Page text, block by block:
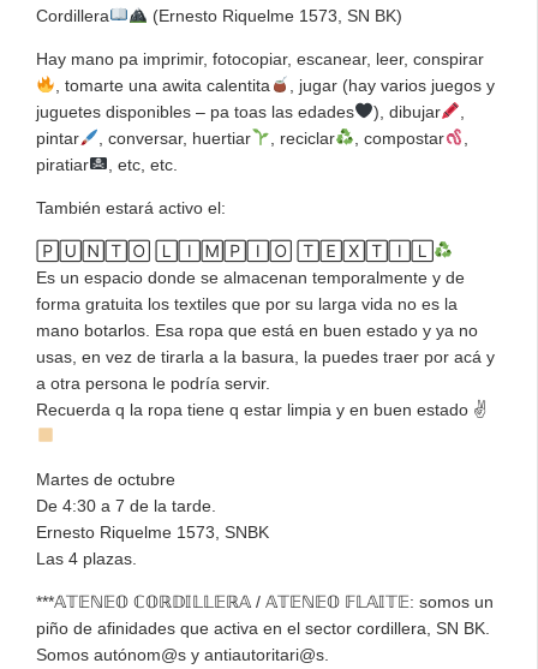
Cordillera
(Ernesto Riquelme 1573, SN BK)
Hay mano pa imprimir, fotocopiar, escanear, leer, conspirar
, tomarte una awita calentita
, jugar (hay varios juegos y
juguetes disponibles – pa toas las edades
), dibujar
pintar
, conversar, huertiar , reciclar , compostar
piratiar
, etc, etc.
También estará activo el:
🄿🅄🄽🅃🄾 🄻🄸🄼🄿🄸🄾 🅃🄴🅇🅃🄸🄻
Es un espacio donde se almacenan temporalmente y de
forma gratuita los textiles que por su larga vida no es la
mano botarlos. Esa ropa que está en buen estado y ya no
usas, en vez de tirarla a la basura, la puedes traer por acá y
a otra persona le podría servir.
Recuerda q la ropa tiene q estar limpia y en buen estado ✌
Martes de octubre
De 4:30 a 7 de la tarde.
Ernesto Riquelme 1573, SNBK
Las 4 plazas.
***𝔸𝕋𝔼ℕ𝔼𝕆 ℂ𝕆ℝ𝔻𝕀𝕃𝕃𝔼ℝ𝔸 / 𝔸𝕋𝔼ℕ𝔼𝕆 𝔽𝕃𝔸𝕀𝕋𝔼: somos un
piño de afinidades que activa en el sector cordillera, SN BK.
Somos autónom@s y antiautoritari@s.